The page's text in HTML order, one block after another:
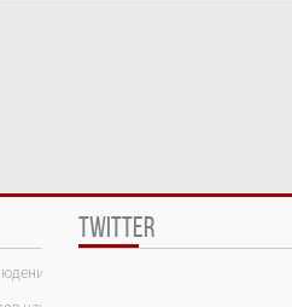
TWITTER